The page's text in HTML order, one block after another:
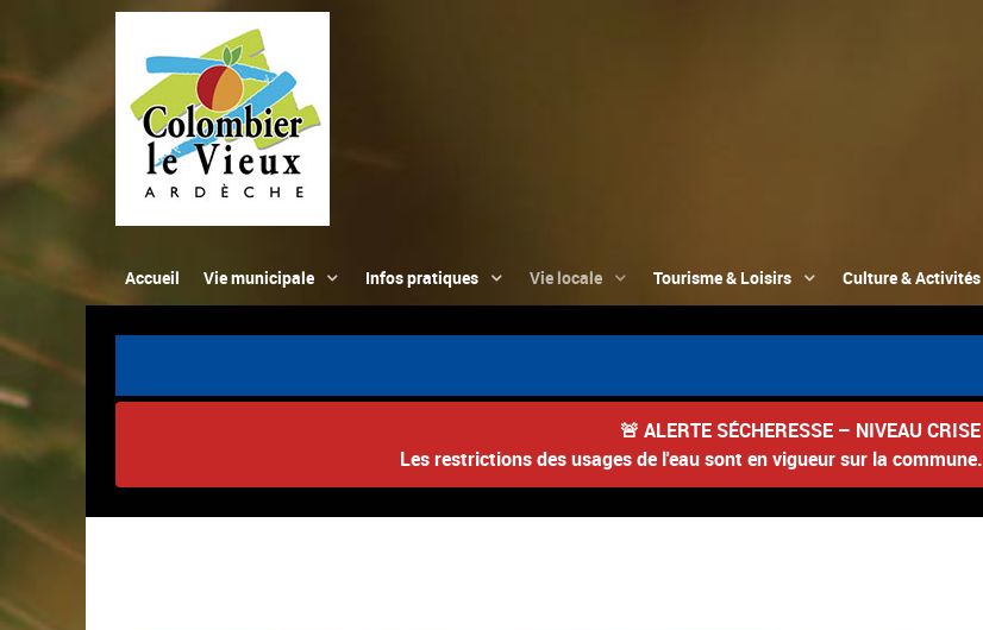
Accueil Vie municipale Infos pratiques Vie locale Tourisme & Loisirs Culture & Activités
🚨 ALERTE SÉCHERESSE – NIVEAU CRISE
Les restrictions des usages de l'eau sont en vigueur sur la commune.